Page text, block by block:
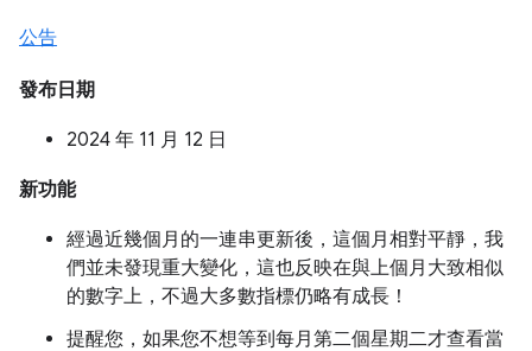
公告
發布日期
2024 年 11 月 12 日
新功能
經過近幾個月的一連串更新後，這個月相對平靜，我
們並未發現重大變化，這也反映在與上個月大致相似
的數字上，不過大多數指標仍略有成長！
提醒您，如果您不想等到每月第二個星期二才查看當